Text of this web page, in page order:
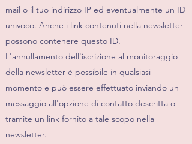
mail o il tuo indirizzo IP ed eventualmente un ID
univoco. Anche i link contenuti nella newsletter
possono contenere questo ID.
L'annullamento dell'iscrizione al monitoraggio
della newsletter è possibile in qualsiasi
momento e può essere effettuato inviando un
messaggio all'opzione di contatto descritta o
tramite un link fornito a tale scopo nella
newsletter.